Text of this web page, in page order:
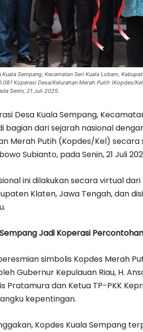
Kuala Sempang, Kecamatan Seri Kuala Lobam,
Koperasi Desa/Kelurahan Merah Putih (Kopdes/
Senin, 21 Juli 2025.
Desa Kuala Sempang,
bagian dari sejarah nasional
Merah Putih (Kopdes/Kel)
Subianto, pada Senin, 21 Juli
ini dilakukan secara virtual
Klaten, Jawa Tengah, dan
Jadi Koperasi
simbolis Kopdes Merah
Gubernur Kepulauan Riau, H.
Pratamura dan Ketua TP-PKK
kepentingan.
Kopdes Kuala Sempang